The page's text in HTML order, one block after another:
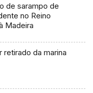
de sarampo de
no Reino
Madeira
retirado da marina